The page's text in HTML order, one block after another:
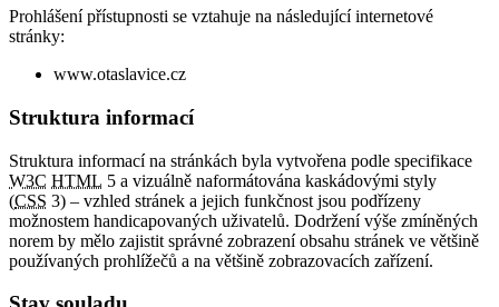
Prohlášení přístupnosti se vztahuje na následující internetové
stránky:
www.otaslavice.cz
Struktura informací
Struktura informací na stránkách byla vytvořena podle specifikace
W3C HTML 5 a vizuálně naformátována kaskádovými styly
(CSS 3) – vzhled stránek a jejich funkčnost jsou podřízeny
možnostem handicapovaných uživatelů. Dodržení výše zmíněných
norem by mělo zajistit správné zobrazení obsahu stránek ve většině
používaných prohlížečů a na většině zobrazovacích zařízení.